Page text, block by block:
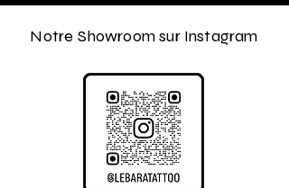
Notre Showroom sur Instagram